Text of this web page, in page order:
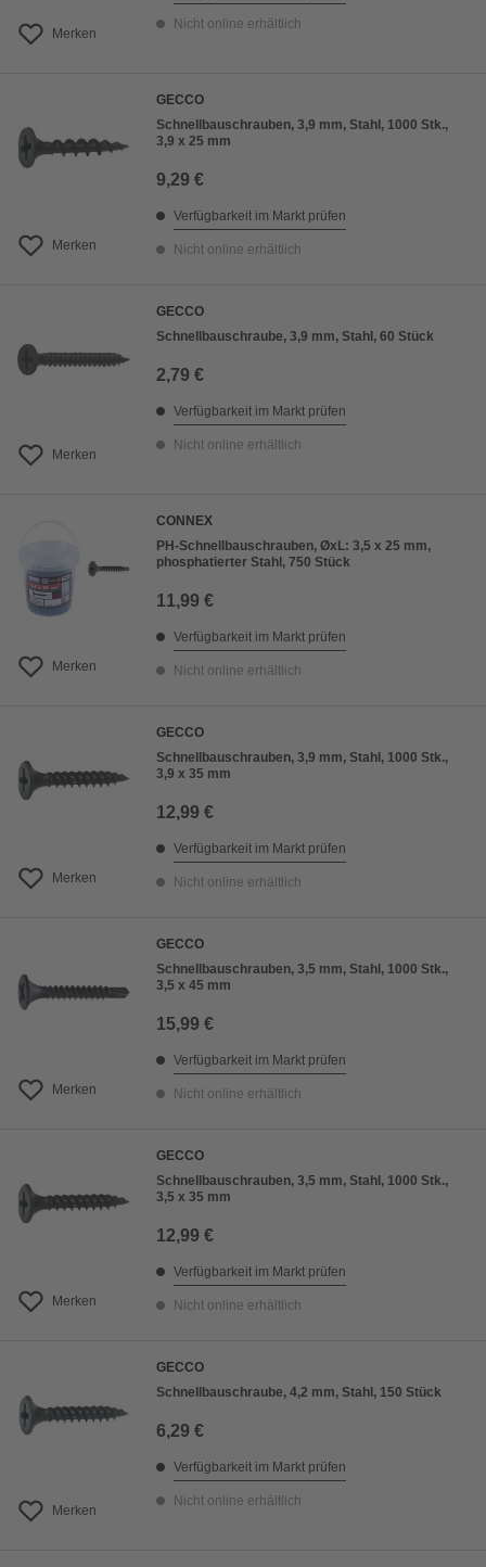
Merken
Nicht online erhältlich
Merken
GECCO
Schnellbauschrauben, 3,9 mm, Stahl, 1000 Stk.,
3,9 x 25 mm
9,29 €
Verfügbarkeit im Markt prüfen
Nicht online erhältlich
Merken
GECCO
Schnellbauschraube, 3,9 mm, Stahl, 60 Stück
2,79 €
Verfügbarkeit im Markt prüfen
Nicht online erhältlich
Merken
CONNEX
PH-Schnellbauschrauben, ØxL: 3,5 x 25 mm,
phosphatierter Stahl, 750 Stück
11,99 €
Verfügbarkeit im Markt prüfen
Nicht online erhältlich
Merken
GECCO
Schnellbauschrauben, 3,9 mm, Stahl, 1000 Stk.,
3,9 x 35 mm
12,99 €
Verfügbarkeit im Markt prüfen
Nicht online erhältlich
Merken
GECCO
Schnellbauschrauben, 3,5 mm, Stahl, 1000 Stk.,
3,5 x 45 mm
15,99 €
Verfügbarkeit im Markt prüfen
Nicht online erhältlich
Merken
GECCO
Schnellbauschrauben, 3,5 mm, Stahl, 1000 Stk.,
3,5 x 35 mm
12,99 €
Verfügbarkeit im Markt prüfen
Nicht online erhältlich
Merken
GECCO
Schnellbauschraube, 4,2 mm, Stahl, 150 Stück
6,29 €
Verfügbarkeit im Markt prüfen
Nicht online erhältlich